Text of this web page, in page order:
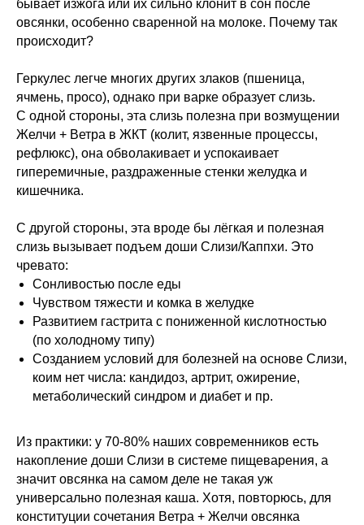
бывает изжога или их сильно клонит в сон после
овсянки, особенно сваренной на молоке. Почему так
происходит?
Геркулес легче многих других злаков (пшеница,
ячмень, просо), однако при варке образует слизь.
С одной стороны, эта слизь полезна при возмущении
Желчи + Ветра в ЖКТ (колит, язвенные процессы,
рефлюкс), она обволакивает и успокаивает
гиперемичные, раздраженные стенки желудка и
кишечника.
С другой стороны, эта вроде бы лёгкая и полезная
слизь вызывает подъем доши Слизи/Каппхи. Это
чревато:
Сонливостью после еды
Чувством тяжести и комка в желудке
Развитием гастрита с пониженной кислотностью
(по холодному типу)
Созданием условий для болезней на основе Слизи,
коим нет числа: кандидоз, артрит, ожирение,
метаболический синдром и диабет и пр.
Из практики: у 70-80% наших современников есть
накопление доши Слизи в системе пищеварения, а
значит овсянка на самом деле не такая уж
универсально полезная каша. Хотя, повторюсь, для
конституции сочетания Ветра + Желчи овсянка